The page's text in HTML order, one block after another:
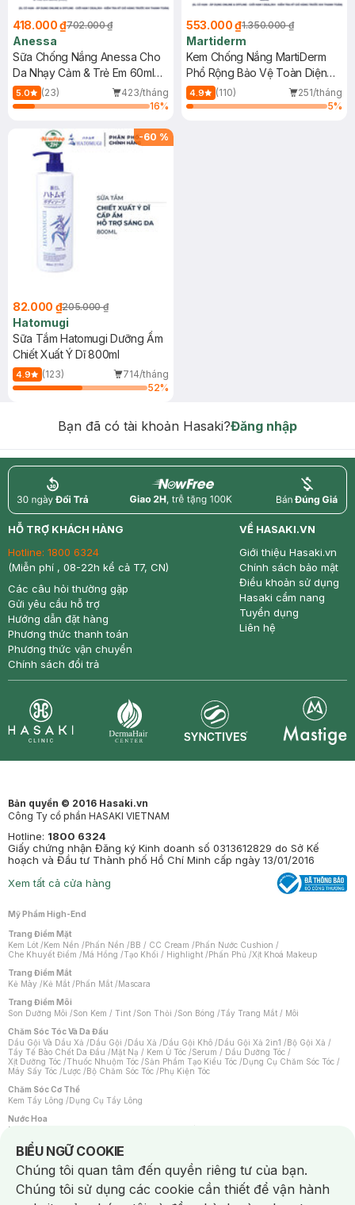
418.000 ₫702.000 ₫
Anessa
Sữa Chống Nắng Anessa Cho
Da Nhạy Cảm & Trẻ Em 60ml
(Mới)
5.0 (23)
423/tháng
16%
553.000 ₫1.350.000 ₫
Martiderm
Kem Chống Nắng MartiDerm
Phổ Rộng Bảo Vệ Toàn Diện
40ml
4.9 (110)
251/tháng
5%
-60 %
82.000 ₫205.000 ₫
Hatomugi
Sữa Tắm Hatomugi Dưỡng Ẩm
Chiết Xuất Ý Dĩ 800ml
4.9 (123)
714/tháng
52%
Bạn đã có tài khoản Hasaki?Đăng nhập
return nowfree price
HỖ TRỢ KHÁCH HÀNG
Hotline: 1800 6324
(Miễn phí , 08-22h kể cả T7, CN)
Các câu hỏi thường gặp
Gửi yêu cầu hỗ trợ
Hướng dẫn đặt hàng
Phương thức thanh toán
Phương thức vận chuyển
Chính sách đổi trả
VỀ HASAKI.VN
Giới thiệu Hasaki.vn
Chính sách bảo mật
Điều khoản sử dụng
Hasaki cẩm nang
Tuyển dụng
Liên hệ
Bản quyền © 2016 Hasaki.vn
Công Ty cổ phần HASAKI VIETNAM
Hotline: 1800 6324
Giấy chứng nhận Đăng ký Kinh doanh số 0313612829 do Sở Kế
hoạch và Đầu tư Thành phố Hồ Chí Minh cấp ngày 13/01/2016
Xem tất cả cửa hàng
Mỹ Phẩm High-End
Trang Điểm Mặt
Kem Lót /Kem Nền /Phấn Nền /BB / CC Cream /Phấn Nước Cushion /
Che Khuyết Điểm /Má Hồng /Tạo Khối / Highlight /Phấn Phủ /Xịt Khoá Makeup
Trang Điểm Mắt
Kẻ Mày /Kẻ Mắt /Phấn Mắt /Mascara
Trang Điểm Môi
Son Dưỡng Môi /Son Kem / Tint /Son Thỏi /Son Bóng /Tẩy Trang Mắt / Môi
Chăm Sóc Tóc Và Da Đầu
Dầu Gội Và Dầu Xả /Dầu Gội /Dầu Xả /Dầu Gội Khô /Dầu Gội Xả 2in1 /Bộ Gội Xả /
Tẩy Tế Bào Chết Da Đầu /Mặt Nạ / Kem Ủ Tóc /Serum / Dầu Dưỡng Tóc /
Xịt Dưỡng Tóc /Thuốc Nhuộm Tóc /Sản Phẩm Tạo Kiểu Tóc /Dụng Cụ Chăm Sóc Tóc /
Máy Sấy Tóc /Lược /Bộ Chăm Sóc Tóc /Phụ Kiện Tóc
Chăm Sóc Cơ Thể
Kem Tẩy Lông /Dụng Cụ Tẩy Lông
Nước Hoa
Nước Hoa Nữ
Chăm Sóc Cá Nhân
Chống Muỗi /Khẩu Trang /Máy Massage/Mặt Nạ Xông Hơi /Nước Rửa Tay/
Sản Phẩm Chăm Sóc Khác /Bàn Chải Đánh Răng /Bàn Chải Điện/
Hỗ Trợ Trắng Răng/Kem Đánh Răng /Máy Tăm Nước/ Nước Súc Miệng/
Tăm / Chỉ Nha Khoa/ Xịt Thơm Miệng / Dung Dịch Vệ Sinh/Dưỡng Vùng Kín/
BIỂU NGỮ COOKIE
Notice about cookies usage
Chúng tôi quan tâm đến quyền riêng tư của bạn.
Chúng tôi sử dụng các cookie cần thiết để vận hành